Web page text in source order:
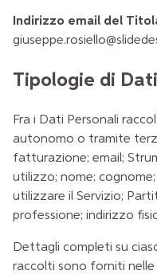
Indirizzo email del
Tipologie di
Fra i Dati Personali
autonomo o tramite
fatturazione; email;
utilizzo; nome;
utilizzare il Servizio;
professione; indirizzo
Dettagli completi su
raccolti sono forniti